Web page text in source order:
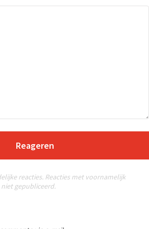
Reageren
reacties. Reacties met voornamelijk
gepubliceerd.